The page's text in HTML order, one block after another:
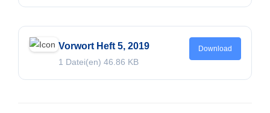
Vorwort Heft 5, 2019
1 Datei(en) 46.86 KB
Download